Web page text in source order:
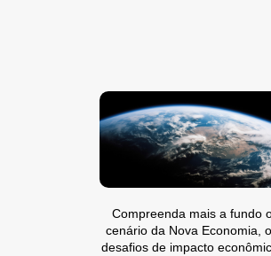
Compreenda mais a fundo
cenário da Nova Economia,
desafios de impacto